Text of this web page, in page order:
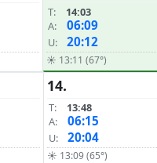
T:
14:03
A:
06:09
U: 20:12
☀ 13:11 (67°)
14.
T:
13:48
A:
06:15
U: 20:04
☀ 13:09 (65°)